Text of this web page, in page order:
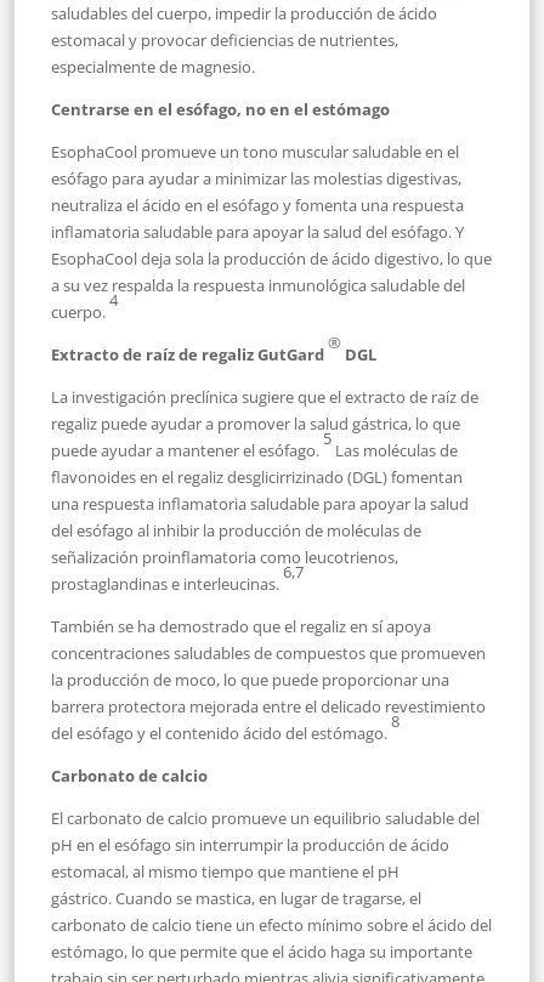
saludables del cuerpo, impedir la producción de ácido
estomacal y provocar deficiencias de nutrientes,
especialmente de magnesio.
Centrarse en el esófago, no en el estómago
EsophaCool promueve un tono muscular saludable en el
esófago para ayudar a minimizar las molestias digestivas,
neutraliza el ácido en el esófago y fomenta una respuesta
inflamatoria saludable para apoyar la salud del esófago. Y
EsophaCool deja sola la producción de ácido digestivo, lo que
a su vez respalda la respuesta inmunológica saludable del
cuerpo.
4
Extracto de raíz de regaliz GutGard
®
DGL
La investigación preclínica sugiere que el extracto de raíz de
regaliz puede ayudar a promover la salud gástrica, lo que
puede ayudar a mantener el esófago.
5
Las moléculas de
flavonoides en el regaliz desglicirrizinado (DGL) fomentan
una respuesta inflamatoria saludable para apoyar la salud
del esófago al inhibir la producción de moléculas de
señalización proinflamatoria como leucotrienos,
prostaglandinas e interleucinas.
6,7
También se ha demostrado que el regaliz en sí apoya
concentraciones saludables de compuestos que promueven
la producción de moco, lo que puede proporcionar una
barrera protectora mejorada entre el delicado revestimiento
del esófago y el contenido ácido del estómago.
8
Carbonato de calcio
El carbonato de calcio promueve un equilibrio saludable del
pH en el esófago sin interrumpir la producción de ácido
estomacal, al mismo tiempo que mantiene el pH
gástrico. Cuando se mastica, en lugar de tragarse, el
carbonato de calcio tiene un efecto mínimo sobre el ácido del
estómago, lo que permite que el ácido haga su importante